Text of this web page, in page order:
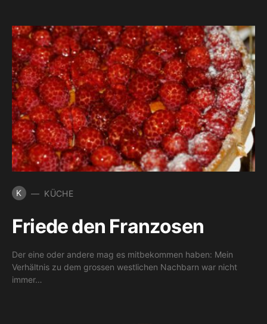
K KÜCHE
Friede den Franzosen
Der eine oder andere mag es mitbekommen haben: Mein
Verhältnis zu dem grossen westlichen Nachbarn war nicht
immer…